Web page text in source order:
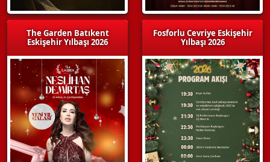
The Garden Batıkent
Eskişehir Yılbaşı 2026
Fosforlu Cevriye Eskişehir
Yılbaşı 2026